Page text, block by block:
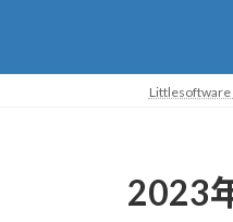
プ
動
Littlesoftware
2023